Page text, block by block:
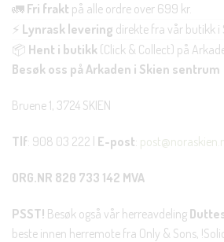
🚛 Fri frakt på alle ordre over 699 kr.
⚡ Lynrask levering direkte fra vår butikk i
📦 Hent i butikk (Click & Collect) på
Besøk oss på Arkaden i Skien sentrum
Bruene 1, 3724 SKIEN
Tlf: 908 03 222 | E-post:
ORG.NR 820 733 142 MVA
PSST! Besøk også vår herreavdeling
beste innen herremote fra Only & Sons,